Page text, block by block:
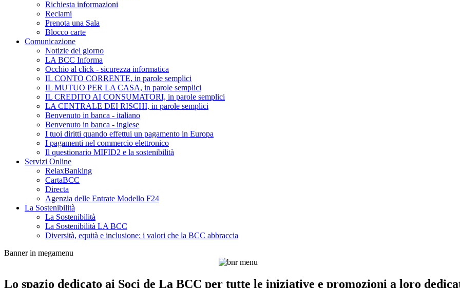
Richiesta informazioni
Reclami
Prenota una Sala
Blocco carte
Comunicazione
Notizie del giorno
LA BCC Informa
Occhio al click - sicurezza informatica
IL CONTO CORRENTE, in parole semplici
IL MUTUO PER LA CASA, in parole semplici
IL CREDITO AI CONSUMATORI, in parole semplici
LA CENTRALE DEI RISCHI, in parole semplici
Benvenuto in banca - italiano
Benvenuto in banca - inglese
I tuoi diritti quando effettui un pagamento in Europa
I pagamenti nel commercio elettronico
Il questionario MIFID2 e la sostenibilità
Servizi Online
RelaxBanking
CartaBCC
Directa
Agenzia delle Entrate Modello F24
La Sostenibilità
La Sostenibilità
La Sostenibilità LA BCC
Diversità, equità e inclusione: i valori che la BCC abbraccia
Banner in megamenu
Lo spazio dedicato ai Soci de La BCC per tutte le iniziative e promozioni a loro